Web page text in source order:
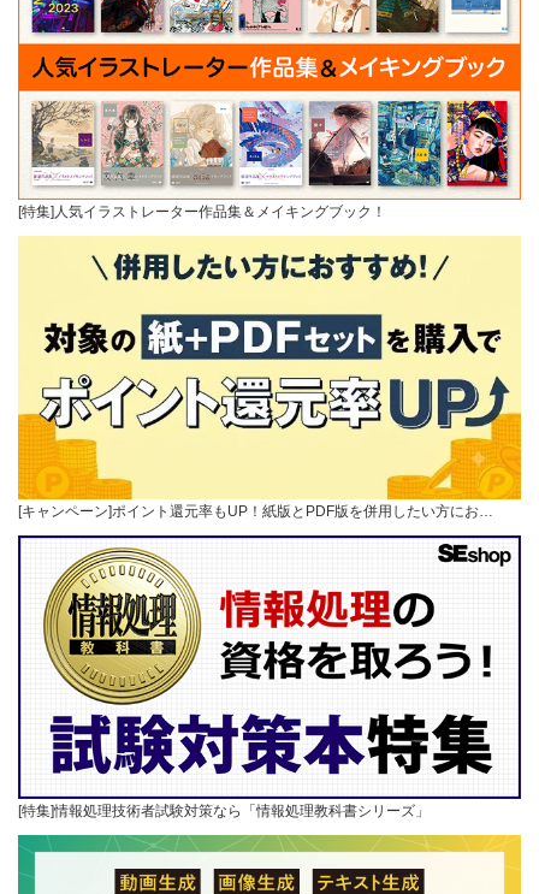
[特集]人気イラストレーター作品集＆メイキングブック！
[キャンペーン]ポイント還元率もUP！紙版とPDF版を併用したい方にお…
[特集]情報処理技術者試験対策なら「情報処理教科書シリーズ」